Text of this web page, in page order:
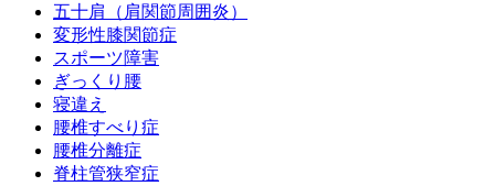
五十肩（肩関節周囲炎）
変形性膝関節症
スポーツ障害
ぎっくり腰
寝違え
腰椎すべり症
腰椎分離症
脊柱管狭窄症